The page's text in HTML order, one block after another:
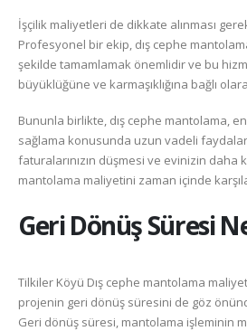
İşçilik maliyetleri de dikkate alınması
Profesyonel bir ekip, dış cephe
şekilde tamamlamak önemlidir ve bu
büyüklüğüne ve karmaşıklığına bağlı
Bununla birlikte, dış cephe mantolama,
sağlama konusunda uzun vadeli
faturalarınızın düşmesi ve evinizin daha
mantolama maliyetini zaman içinde
Geri Dönüş Süresi
Tilkiler Köyü Dış cephe mantolama
projenin geri dönüş süresini de göz
Geri dönüş süresi, mantolama işleminin